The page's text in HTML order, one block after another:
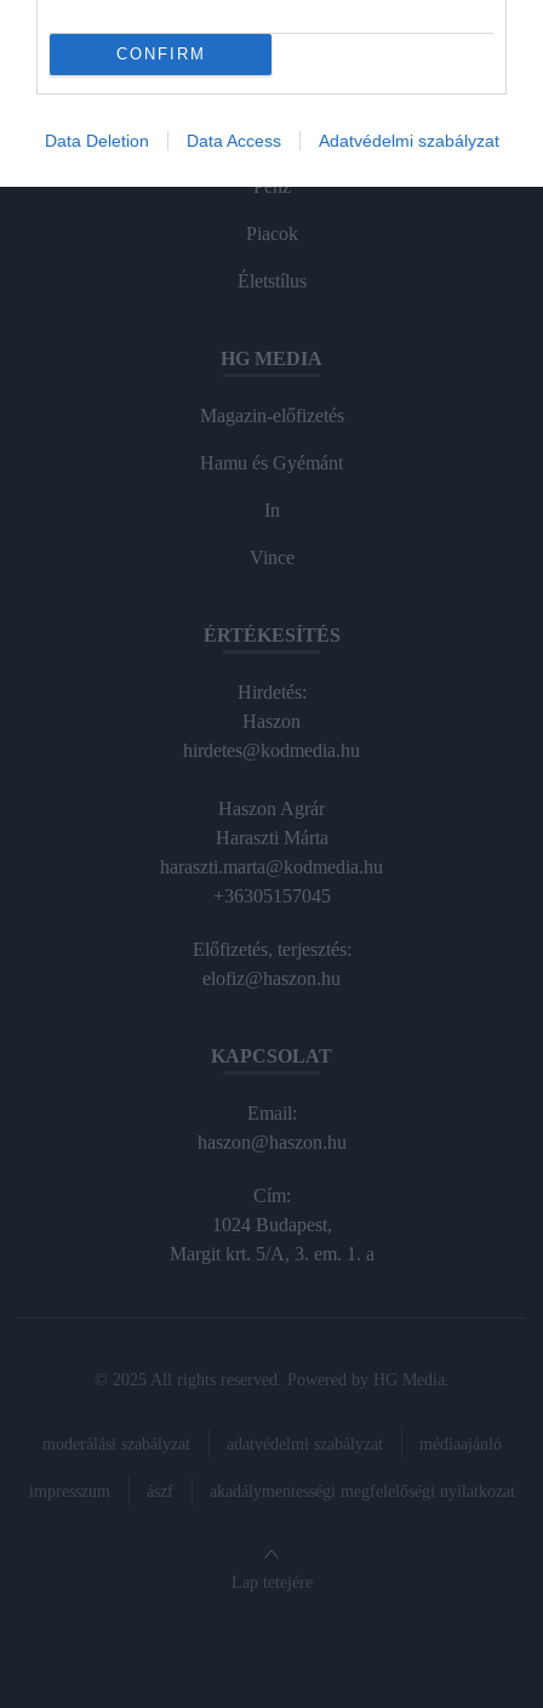
CONFIRM
Data Deletion Data Access Adatvédelmi szabályzat
ROVATOK
Agrár
Pénz
Piacok
Életstílus
HG MEDIA
Magazin-előfizetés
Hamu és Gyémánt
In
Vince
ÉRTÉKESÍTÉS
Hirdetés:
Haszon
hirdetes@kodmedia.hu
Haszon Agrár
Haraszti Márta
haraszti.marta@kodmedia.hu
+36305157045
Előfizetés, terjesztés:
elofiz@haszon.hu
KAPCSOLAT
Email:
haszon@haszon.hu
Cím:
1024 Budapest,
Margit krt. 5/A, 3. em. 1. a
© 2025 All rights reserved. Powered by HG Media.
moderálási szabályzat adatvédelmi szabályzat médiaajánló
impresszum ászf akadálymentességi megfelelőségi nyilatkozat
Lap tetejére